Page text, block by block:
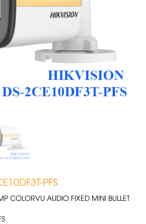
PFS
COLORVU AUDIO FIXED MINI BULLET